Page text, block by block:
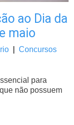
ao Dia da
maio
|Concursos
para
não possuem